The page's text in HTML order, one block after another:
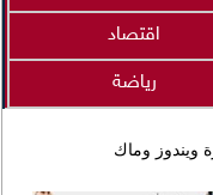
اقتصاد
رياضة
ويندوز وماك